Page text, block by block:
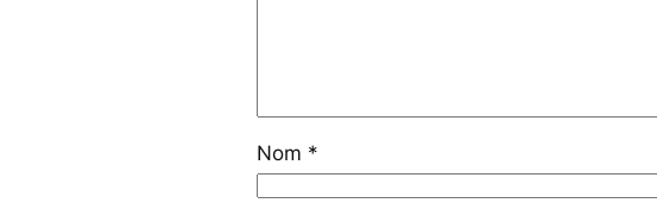
Nom *